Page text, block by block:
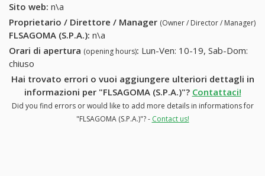
Sito web: n\a
Proprietario / Direttore / Manager (Owner / Director / Manager)
FLSAGOMA (S.P.A.): n\a
Orari di apertura (opening hours): Lun-Ven: 10-19, Sab-Dom:
chiuso
Hai trovato errori o vuoi aggiungere ulteriori dettagli in
informazioni per "FLSAGOMA (S.P.A.)"? Contattaci!
Did you find errors or would like to add more details in informations for
"FLSAGOMA (S.P.A.)"? - Contact us!